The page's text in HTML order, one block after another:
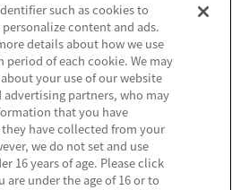
個人情報保護方針
or Share My Personal
Information
such as cookies to
content and ads.
details about how we use
of each cookie. We may
your use of our website
partners, who may
that you have
have collected from your
we do not set and use
16 years of age. Please click
are under the age of 16 or to